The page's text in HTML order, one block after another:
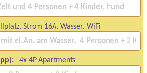
Strom 16A, Wasser, WiFi
14x 4P Apartments